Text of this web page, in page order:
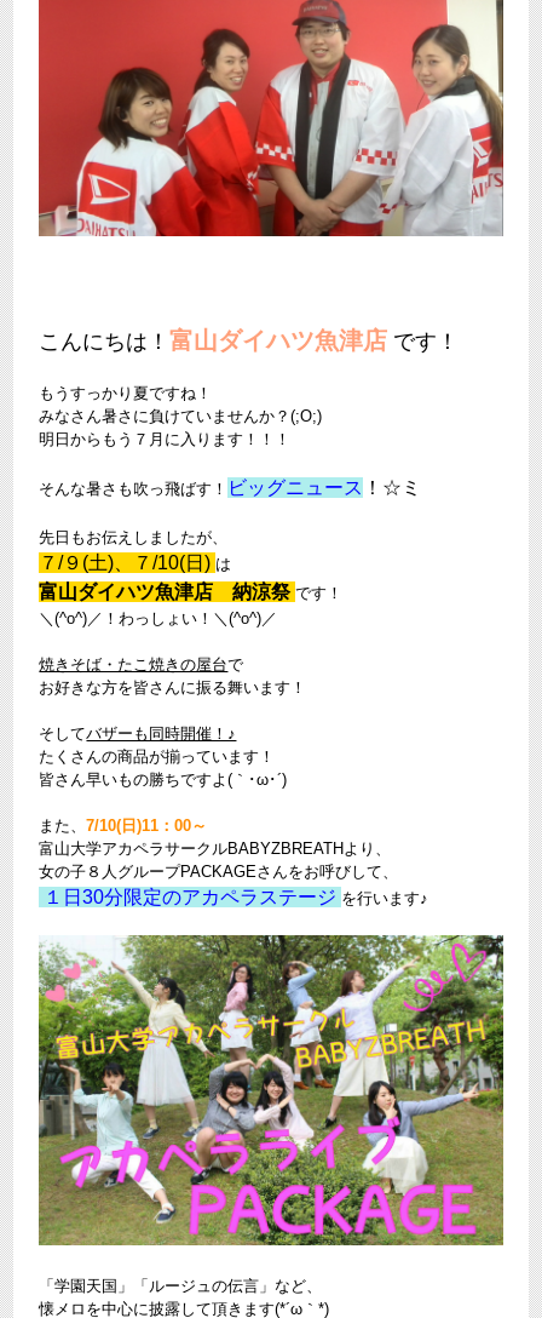
こんにちは！富山ダイハツ魚津店 です！
もうすっかり夏ですね！
みなさん暑さに負けていませんか？(;O;)
明日からもう７月に入ります！！！
そんな暑さも吹っ飛ばす！ ビッグニュース ！☆ミ
先日もお伝えしましたが、
７/９(土)、７/10(日) は
富山ダイハツ魚津店 納涼祭です！
＼(^o^)／！わっしょい！＼(^o^)／
焼きそば・たこ焼きの屋台で
お好きな方を皆さんに振る舞います！
そしてバザーも同時開催！♪
たくさんの商品が揃っています！
皆さん早いもの勝ちですよ(｀･ω･´)ゞ
また、7/10(日)11：00～
富山大学アカペラサークルBABYZBREATHより、
女の子８人グループPACKAGEさんをお呼びして、
１日30分限定のアカペラステージ を行います♪
「学園天国」「ルージュの伝言」など、
懐メロを中心に披露して頂きます(*´ω｀*)